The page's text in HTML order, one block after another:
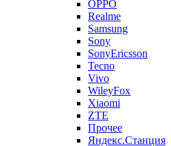
OPPO
Realme
Samsung
Sony
SonyEricsson
Tecno
Vivo
WileyFox
Xiaomi
ZTE
Прочее
Яндекс.Станция